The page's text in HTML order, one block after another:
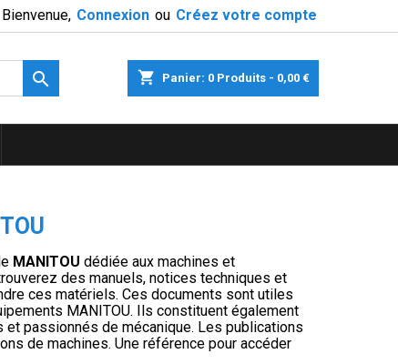
Bienvenue, Connexion ou Créez votre compte
shopping_cart Panier: 0 Produits - 0,00 €

MANITOU dédiée aux machines et
des manuels, notices techniques et
ces matériels. Ces documents sont utiles
MANITOU. Ils constituent également
passionnés de mécanique. Les publications
de machines. Une référence pour accéder